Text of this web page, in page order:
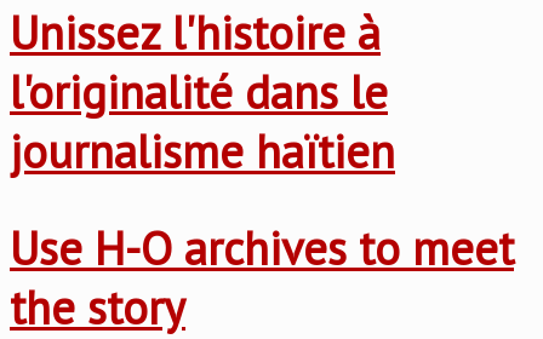
Unissez l'histoire à
l'originalité dans le
journalisme haïtien
Use H-O archives to meet
the story